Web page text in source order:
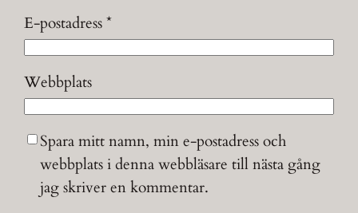
E-postadress*
Webbplats
Spara mitt namn, min e-postadress och
webbplats i denna webbläsare till nästa gång
jag skriver en kommentar.